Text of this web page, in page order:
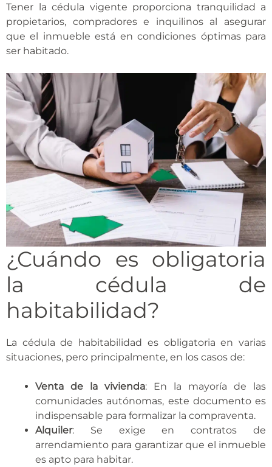
Tener la cédula vigente proporciona tranquilidad a
propietarios, compradores e inquilinos al asegurar
que el inmueble está en condiciones óptimas para
ser habitado.
¿Cuándo es obligatoria
la cédula de
habitabilidad?
La cédula de habitabilidad es obligatoria en varias
situaciones, pero principalmente, en los casos de:
Venta de la vivienda: En la mayoría de las
comunidades autónomas, este documento es
indispensable para formalizar la compraventa.
Alquiler: Se exige en contratos de
arrendamiento para garantizar que el inmueble
es apto para habitar.